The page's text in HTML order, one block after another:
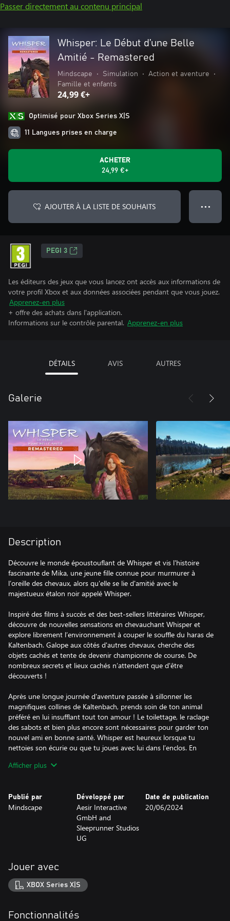
Passer directement au contenu principal
Whisper: Le Début d’une Belle
Amitié - Remastered
Mindscape • Simulation • Action et aventure
•
Famille et enfants
24,99 €+
Optimisé pour Xbox Series X|S
11 Langues prises en charge
ACHETER
24,99 €+
AJOUTER À LA LISTE DE SOUHAITS ● ● ●
PEGI 3
Les éditeurs des jeux que vous lancez ont accès aux informations de
votre profil Xbox et aux données associées pendant que vous jouez.
Apprenez-en plus
+ offre des achats dans l'application.
Informations sur le contrôle parental. Apprenez-en plus
DÉTAILS AVIS AUTRES
Galerie
Description
Découvre le monde époustouflant de Whisper et vis l'histoire
fascinante de Mika, une jeune fille connue pour murmurer à
l’oreille des chevaux, alors qu'elle se lie d'amitié avec le
majestueux étalon noir appelé Whisper.
Inspiré des films à succès et des best-sellers littéraires Whisper,
découvre de nouvelles sensations en chevauchant Whisper et
explore librement l’environnement à couper le souffle du haras de
Kaltenbach. Galope aux côtés d'autres chevaux, cherche des
objets cachés et tente de devenir championne de course. De
nombreux secrets et lieux cachés n’attendent que d'être
découverts !
Après une longue journée d'aventure passée à sillonner les
magnifiques collines de Kaltenbach, prends soin de ton animal
préféré en lui insufflant tout ton amour ! Le toilettage, le raclage
des sabots et bien plus encore sont nécessaires pour garder ton
nouvel ami en bonne santé. Whisper est heureux lorsque tu
nettoies son écurie ou que tu joues avec lui dans l’enclos. En
vous encouragerez mutuellement à devenir le meilleur possible !
Whisper.
• Chevauche Whisper et explore librement la magnifique région
• Apprends à interagir naturellement avec Whisper et savoure les
• Toilette soigneusement Whisper et garde un œil sur sa santé,
son entraînement et son bien-être
Explore le monde de Whisper (Kaltenbach) - entièrement
Afficher plus
Publié par
Mindscape
Développé par
Aesir Interactive
GmbH and
Sleeprunner Studios
UG
Date de publication
20/06/2024
Jouer avec
XBOX Series X|S
Fonctionnalités